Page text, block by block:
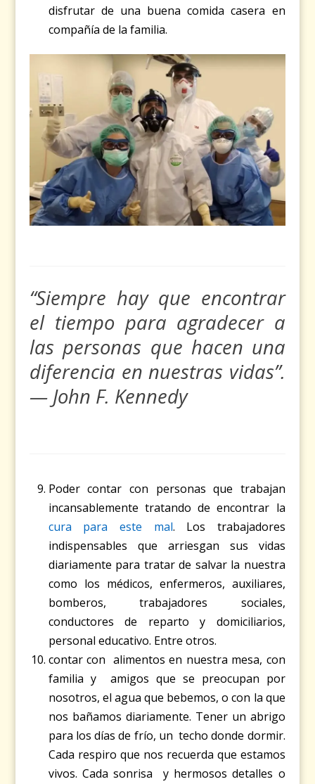
disfrutar de una buena comida casera en
compañía de la familia.
“Siempre hay que encontrar
el tiempo para agradecer a
las personas que hacen una
diferencia en nuestras vidas”.
— John F. Kennedy
Poder contar con personas que trabajan
incansablemente tratando de encontrar la
cura para este mal. Los trabajadores
indispensables que arriesgan sus vidas
diariamente para tratar de salvar la nuestra
como los médicos, enfermeros, auxiliares,
bomberos, trabajadores sociales,
conductores de reparto y domiciliarios,
personal educativo. Entre otros.
contar con alimentos en nuestra mesa, con
familia y amigos que se preocupan por
nosotros, el agua que bebemos, o con la que
nos bañamos diariamente. Tener un abrigo
para los días de frío, un techo donde dormir.
Cada respiro que nos recuerda que estamos
vivos. Cada sonrisa y hermosos detalles o